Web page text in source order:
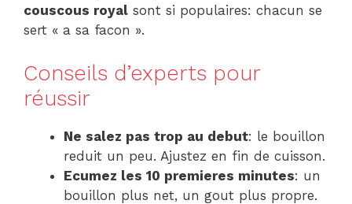
couscous royal sont si populaires: chacun se
sert « a sa facon ».
Conseils d’experts pour
réussir
Ne salez pas trop au debut: le bouillon
reduit un peu. Ajustez en fin de cuisson.
Ecumez les 10 premieres minutes: un
bouillon plus net, un gout plus propre.